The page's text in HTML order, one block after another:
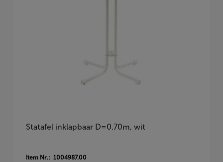
Statafel inklapbaar D=0.70m, wit
Item Nr.: 1004987.00